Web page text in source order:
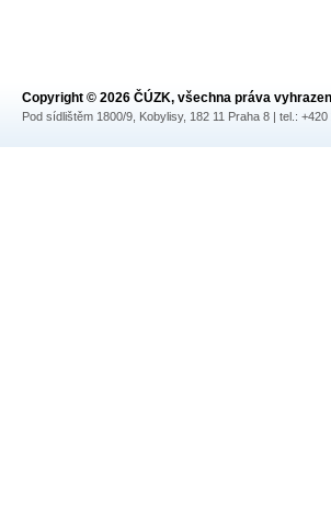
Copyright © 2026 ČÚZK, všechna práva
Pod sídlištěm 1800/9, Kobylisy, 182 11 Praha 8 | tel.: +420